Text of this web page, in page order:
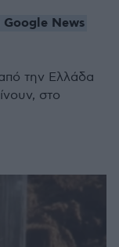
News
την Ελλάδα
στο